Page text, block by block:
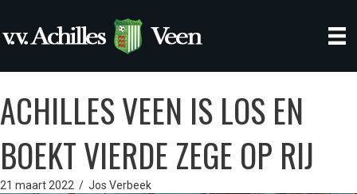
ACHILLES VEEN IS LOS EN
BOEKT VIERDE ZEGE OP RIJ
21 maart 2022 / Jos Verbeek